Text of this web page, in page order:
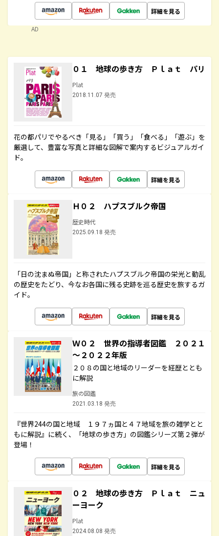
詳細を見る
AD
０１ 地球の歩き方 Ｐｌａｔ パリ
Plat
2018.11.07 発売
花の都パリでやるべき「見る」「買う」「食べる」「遊ぶ」を
厳選して、豊富な写真と詳細な図解で案内するビジュアルガイ
ド。
詳細を見る
Ｈ０２ ハプスブルク帝国
歴史時代
2025.09.18 発売
「日の沈まぬ帝国」と称されたハプスブルク帝国の栄光と動乱
の歴史をたどり、今なお各国に残る史跡を巡る歴史を旅するガ
イド。
詳細を見る
Ｗ０２ 世界の指導者図鑑 ２０２１
～２０２２年版
２０８の国と地域のリーダーを経歴ととも
に解説
旅の図鑑
2021.03.18 発売
『世界244の国と地域 １９７ヵ国と４７地域を旅の雑学とと
もに解説』に続く、「地球の歩き方」の図鑑シリーズ第２弾が
登場！
詳細を見る
０２ 地球の歩き方 Ｐｌａｔ ニュ
ーヨーク
Plat
2024.08.08 発売